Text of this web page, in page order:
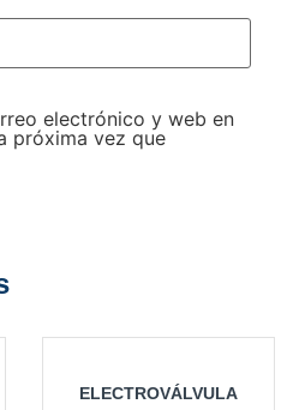
electrónico y web en
próxima vez que
ELECTROVÁLVULA